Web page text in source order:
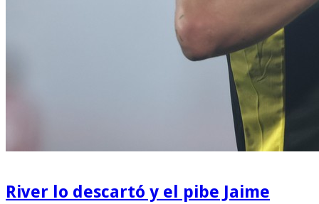
River lo descartó y el pibe Jaime